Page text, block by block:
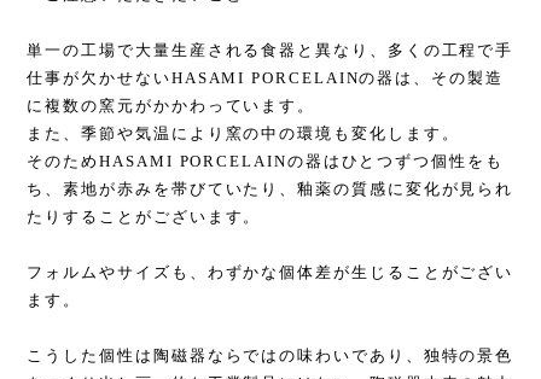
単一の工場で大量生産される食器と異なり、多くの工程で手
仕事が欠かせないHASAMI PORCELAINの器は、その製造
に複数の窯元がかかわっています。
また、季節や気温により窯の中の環境も変化します。
そのためHASAMI PORCELAINの器はひとつずつ個性をも
ち、素地が赤みを帯びていたり、釉薬の質感に変化が見られ
たりすることがございます。
フォルムやサイズも、わずかな個体差が生じることがござい
ます。
こうした個性は陶磁器ならではの味わいであり、独特の景色